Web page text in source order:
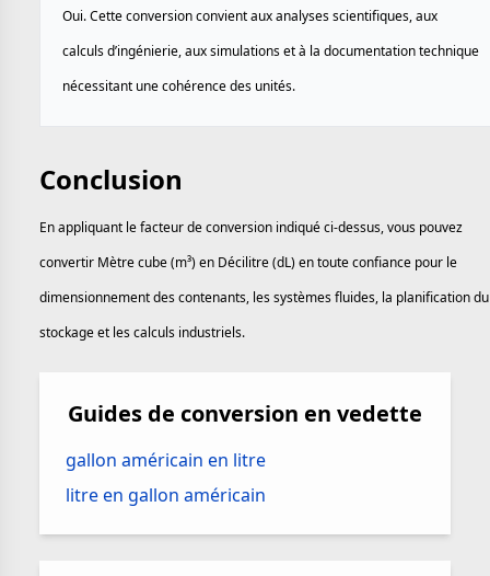
Oui. Cette conversion convient aux analyses scientifiques, aux
calculs d’ingénierie, aux simulations et à la documentation technique
nécessitant une cohérence des unités.
Conclusion
En appliquant le facteur de conversion indiqué ci-dessus, vous pouvez
convertir Mètre cube (m³) en Décilitre (dL) en toute confiance pour le
dimensionnement des contenants, les systèmes fluides, la planification du
stockage et les calculs industriels.
Guides de conversion en vedette
gallon américain en litre
litre en gallon américain